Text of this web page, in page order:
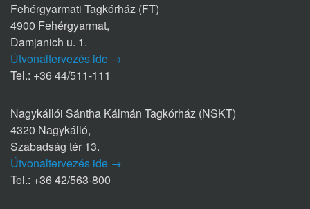
Fehérgyarmati Tagkórház (FT)
4900 Fehérgyarmat,
Damjanich u. 1.
Útvonaltervezés ide →
Tel.: +36 44/511-111
Nagykállói Sántha Kálmán Tagkórház (NSKT)
4320 Nagykálló,
Szabadság tér 13.
Útvonaltervezés ide →
Tel.: +36 42/563-800